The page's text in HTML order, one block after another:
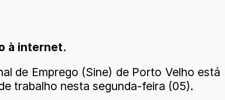
à internet.
de Emprego (Sine) de Porto Velho está
trabalho nesta segunda-feira (05).